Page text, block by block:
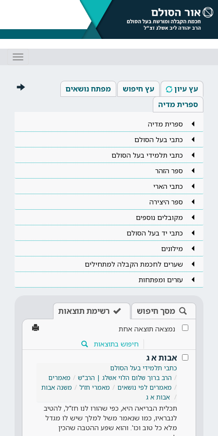
עץ עיון עץ חיפוש
מפתח נושאים
ספרית מדיה
ספרית מדיה
כתבי בעל הסולם
כתבי תלמידי בעל הסולם
ספר הזהר
כתבי הארי
ספר היצירה
מקובלים נוספים
כתבי יד בעל הסולם
מילונים
שערים לחכמת הקבלה למתחילים
עזרים ומפתחות
מסך חיפוש רשימת תוצאות
נמצאה תוצאה אחת
חיפוש בתוצאות
אבות א ג
כתבי תלמידי בעל הסולם
הרב ברוך שלום הלוי אשלג | הרב"ש
מאמרים
מאמרים לפי נושאים
מאמרי חז'ל
משנה אבות
אבות א ג
תכלית הבריאה היא, כפי שהורו לנו חז"ל, להטיב
לנבראיו, כמו שנאמר משל למלך שיש לו מגדל
מלא כל טוב וכו'. והוא שפע ההטבה שהכין